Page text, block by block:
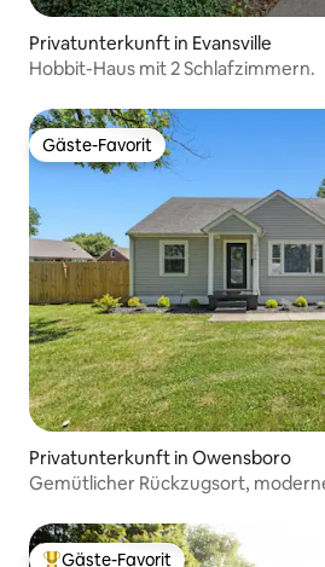
Privatunterkunft in Evansville
Hobbit-Haus mit 2 Schlafzimmern.
Gäste-Favorit
Gäste-Favorit
Privatunterkunft in Owensboro
Gemütlicher Rückzugsort,
Gäste-Favorit